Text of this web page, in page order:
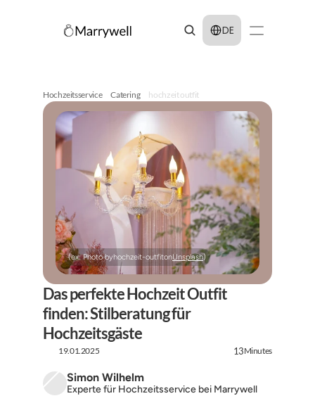
Select Language
DE
Hochzeitsservice Catering hochzeit outfit
(ex: Photo byhochzeit-outfitonUnsplash)
Das perfekte Hochzeit Outfit
finden: Stilberatung für
Hochzeitsgäste
19.01.2025 13Minutes
Simon Wilhelm
Experte für Hochzeitsservice bei Marrywell